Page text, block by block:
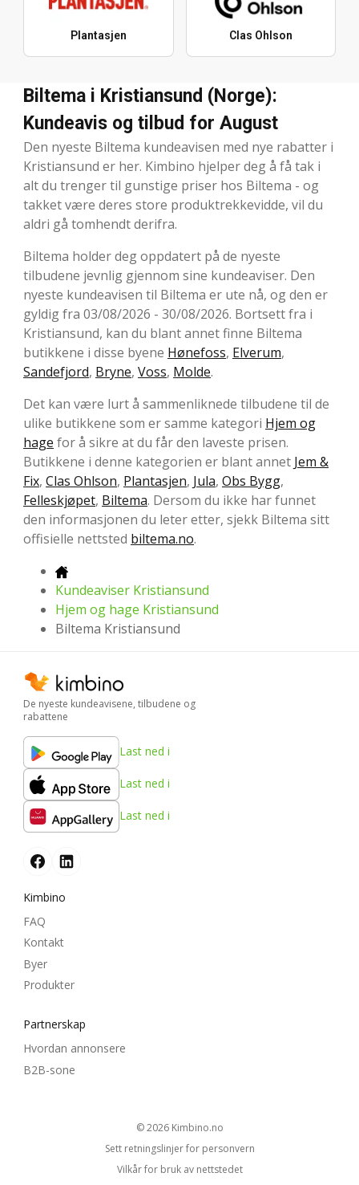
Plantasjen Clas Ohlson
Biltema i Kristiansund (Norge):
Kundeavis og tilbud for August
Den nyeste Biltema kundeavisen med nye rabatter i
Kristiansund er her. Kimbino hjelper deg å få tak i
alt du trenger til gunstige priser hos Biltema - og
takket være deres store produktrekkevidde, vil du
aldri gå tomhendt derifra.
Biltema holder deg oppdatert på de nyeste
tilbudene jevnlig gjennom sine kundeaviser. Den
nyeste kundeavisen til Biltema er ute nå, og den er
gyldig fra 03/08/2026 - 30/08/2026. Bortsett fra i
Kristiansund, kan du blant annet finne Biltema
butikkene i disse byene Hønefoss, Elverum,
Sandefjord, Bryne, Voss, Molde.
Det kan være lurt å sammenliknede tilbudene til de
ulike butikkene som er samme kategori Hjem og
hage for å sikre at du får den laveste prisen.
Butikkene i denne kategorien er blant annet Jem &
Fix, Clas Ohlson, Plantasjen, Jula, Obs Bygg,
Felleskjøpet, Biltema. Dersom du ikke har funnet
den informasjonen du leter etter, sjekk Biltema sitt
offisielle nettsted biltema.no.
Kundeaviser Kristiansund
Hjem og hage Kristiansund
Biltema Kristiansund
De nyeste kundeavisene, tilbudene og
rabattene
Last ned i
Last ned i
Last ned i
Kimbino
FAQ
Kontakt
Byer
Produkter
Partnerskap
Hvordan annonsere
B2B-sone
© 2026 kimbino.no
Sett retningslinjer for personvern
Vilkår for bruk av nettstedet